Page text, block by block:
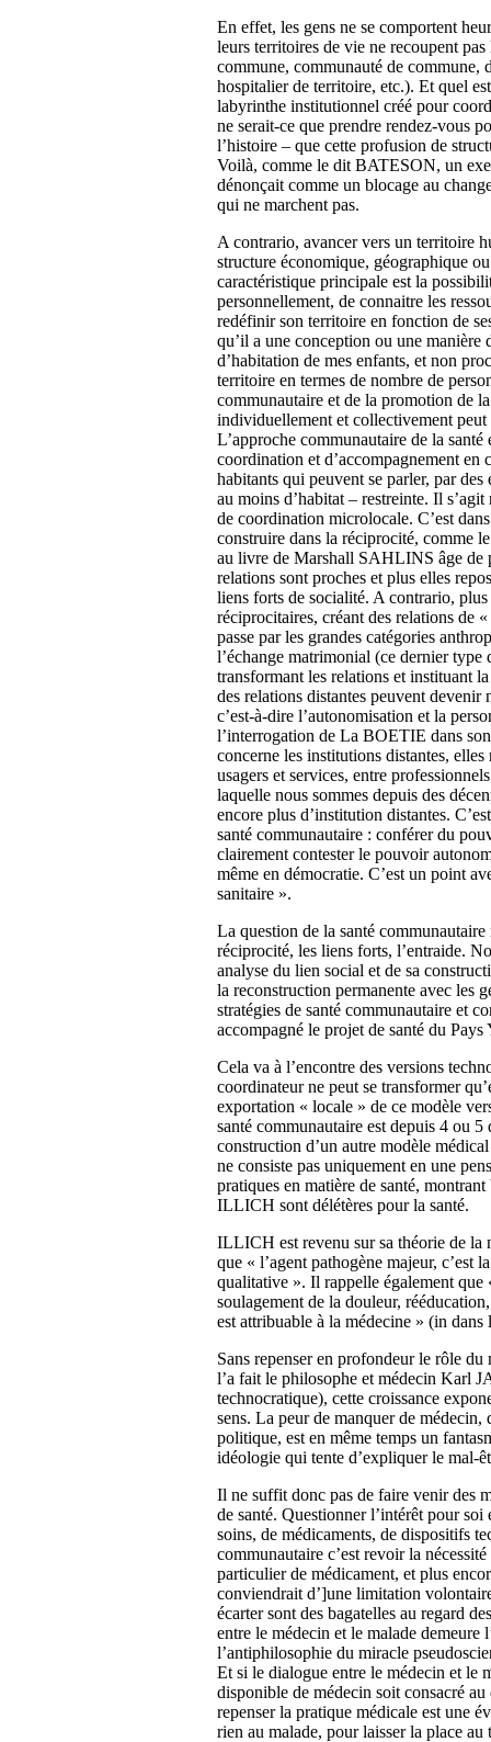
En effet, les gens ne se comportent
leurs territoires de vie ne recoupent
commune, communauté de commune,
hospitalier de territoire, etc.). Et quel
labyrinthe institutionnel créé pour
ne serait-ce que prendre rendez-vous
l’histoire – que cette profusion de
Voilà, comme le dit BATESON, un
dénonçait comme un blocage au
qui ne marchent pas.
A contrario, avancer vers un territoire
structure économique, géographique
caractéristique principale est la
personnellement, de connaitre les
redéfinir son territoire en fonction de
qu’il a une conception ou une
d’habitation de mes enfants, et non
territoire en termes de nombre de
communautaire et de la promotion de
individuellement et collectivement peut
L’approche communautaire de la
coordination et d’accompagnement en
habitants qui peuvent se parler, par
au moins d’habitat – restreinte. Il
de coordination microlocale. C’est
construire dans la réciprocité, comme
au livre de Marshall SAHLINS âge de
relations sont proches et plus elles
liens forts de socialité. A contrario,
réciprocitaires, créant des relations de
passe par les grandes catégories
l’échange matrimonial (ce dernier type
transformant les relations et instituant
des relations distantes peuvent devenir
c’est-à-dire l’autonomisation et la
l’interrogation de La BOETIE dans
concerne les institutions distantes,
usagers et services, entre
laquelle nous sommes depuis des
encore plus d’institution distantes.
santé communautaire : conférer du
clairement contester le pouvoir
même en démocratie. C’est un point
sanitaire ».
La question de la santé
réciprocité, les liens forts, l’entraide.
analyse du lien social et de sa
la reconstruction permanente avec les
stratégies de santé communautaire et
accompagné le projet de santé du Pays
Cela va à l’encontre des versions
coordinateur ne peut se transformer
exportation « locale » de ce modèle
santé communautaire est depuis 4 ou
construction d’un autre modèle
ne consiste pas uniquement en une
pratiques en matière de santé,
ILLICH sont délétères pour la santé.
ILLICH est revenu sur sa théorie de la
que « l’agent pathogène majeur, c’est
qualitative ». Il rappelle également que
soulagement de la douleur,
est attribuable à la médecine » (in
Sans repenser en profondeur le rôle
l’a fait le philosophe et médecin Karl
technocratique), cette croissance
sens. La peur de manquer de
politique, est en même temps un
idéologie qui tente d’expliquer le mal-
Il ne suffit donc pas de faire venir des
de santé. Questionner l’intérêt pour
soins, de médicaments, de dispositifs
communautaire c’est revoir la
particulier de médicament, et plus
conviendrait d’]une limitation
écarter sont des bagatelles au regard
entre le médecin et le malade
l’antiphilosophie du miracle
Et si le dialogue entre le médecin et le
disponible de médecin soit consacré
repenser la pratique médicale est une
rien au malade, pour laisser la place